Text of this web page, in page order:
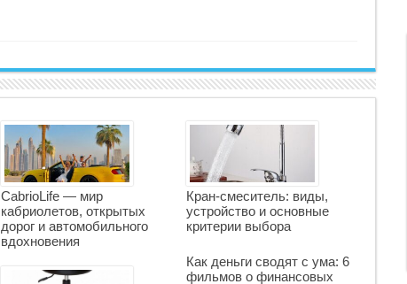
CabrioLife — мир
кабриолетов, открытых
дорог и автомобильного
вдохновения
Кран-смеситель: виды,
устройство и основные
критерии выбора
Как деньги сводят с ума: 6
фильмов о финансовых